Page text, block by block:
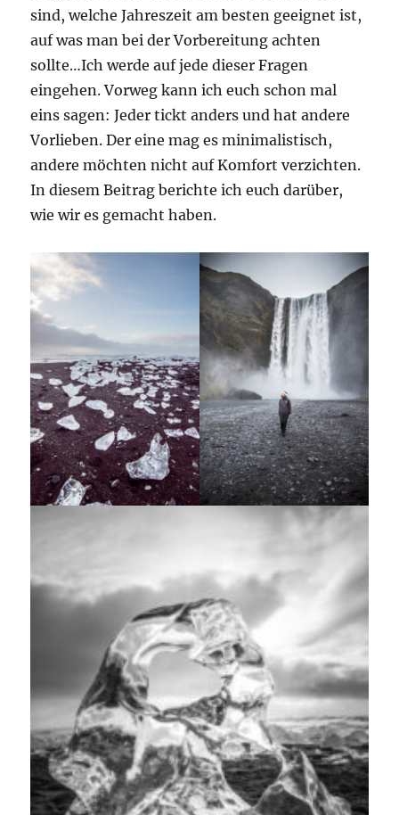
sind, welche Jahreszeit am besten geeignet ist,
auf was man bei der Vorbereitung achten
sollte…Ich werde auf jede dieser Fragen
eingehen. Vorweg kann ich euch schon mal
eins sagen: Jeder tickt anders und hat andere
Vorlieben. Der eine mag es minimalistisch,
andere möchten nicht auf Komfort verzichten.
In diesem Beitrag berichte ich euch darüber,
wie wir es gemacht haben.